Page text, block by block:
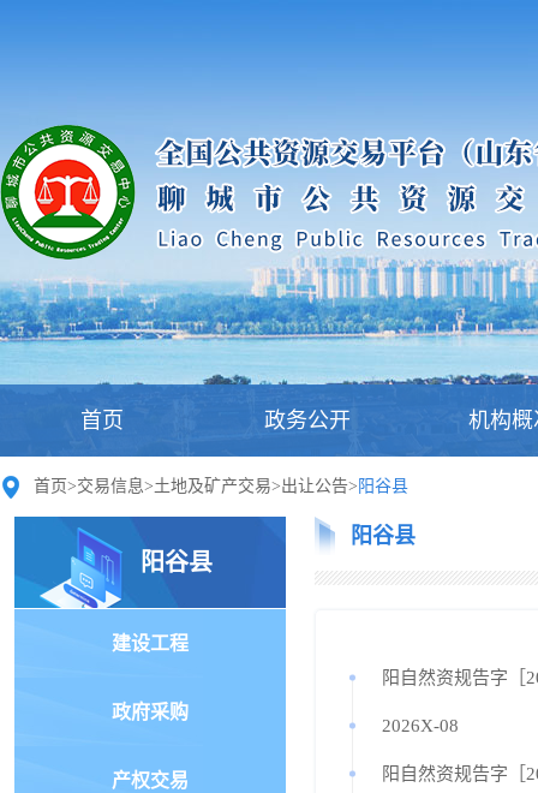
首页 政务公开 机构概
首页>交易信息>土地及矿产交易>出让公告> 阳谷县
阳谷县
建设工程
政府采购
产权交易
阳谷县
阳自然资规告字［
2026X-08
阳自然资规告字［